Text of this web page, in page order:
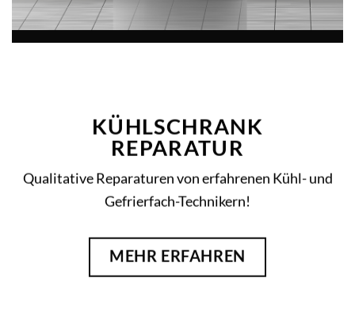
KÜHLSCHRANK
REPARATUR
Qualitative Reparaturen von erfahrenen Kühl- und
Gefrierfach-Technikern!
MEHR ERFAHREN